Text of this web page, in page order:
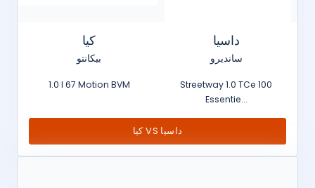
كيا
بيكانتو
1.0 l 67 Motion BVM
داسيا
سانديرو
Streetway 1.0 TCe 100
Essentie...
كيا VS داسيا